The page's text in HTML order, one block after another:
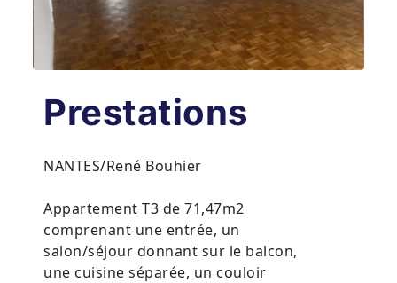
Prestations
NANTES/René Bouhier
Appartement T3 de 71,47m2
comprenant une entrée, un
salon/séjour donnant sur le balcon,
une cuisine séparée, un couloir